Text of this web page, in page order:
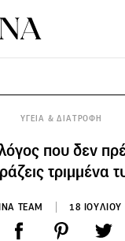
ΥΓΕΙΑ & ΔΙΑΤΡΟΦΗ
που δεν
τριμμένα
TEAM 18 ΙΟΥΛΙΟΥ